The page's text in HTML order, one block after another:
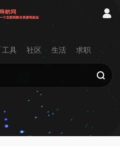
工具 社区 生活 求职